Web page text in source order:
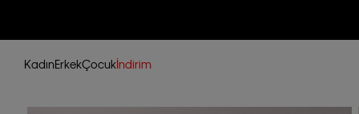
KadınErkekÇocukİndirim